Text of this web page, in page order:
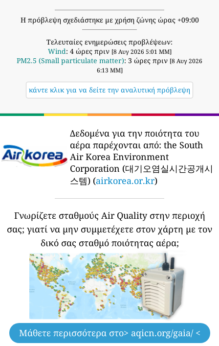
Η πρόβλεψη σχεδιάστηκε με χρήση ζώνης ώρας +09:00
Τελευταίες ενημερώσεις προβλέψεων:
Wind: 4 ώρες πριν [8 Αυγ 2026 5:01 ΜΜ]
PM2.5 (Small particulate matter): 3 ώρες πριν [8 Αυγ 2026
6:13 ΜΜ]
κάντε κλικ για να δείτε την αναλυτική πρόβλεψη
Δεδομένα για την ποιότητα του
αέρα παρέχονται από: the South
Air Korea Environment
Corporation (대기오염실시간공개시
스템) (airkorea.or.kr)
Γνωρίζετε σταθμούς Air Quality στην περιοχή
σας; γιατί να μην συμμετέχετε στον χάρτη με τον
δικό σας σταθμό ποιότητας αέρα;
Μάθετε περισσότερα στο> aqicn.org/gaia/ <